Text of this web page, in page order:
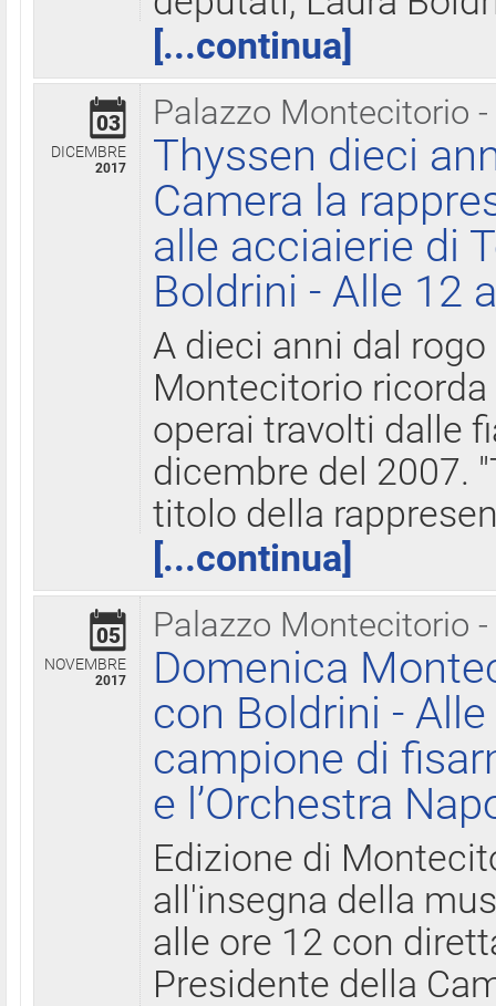
[...continua]
Palazzo Montecitorio
03
DICEMBRE
2017
Thyssen dieci
Camera la
alle acciaierie di
Boldrini - Alle 12
A dieci anni dal
Montecitorio
operai travolti dalle
dicembre del 2007.
titolo della
[...continua]
Palazzo Montecitorio
05
NOVEMBRE
2017
Domenica
con Boldrini -
campione di
e l’Orchestra
Edizione di
all'insegna della
alle ore 12 con
Presidente della